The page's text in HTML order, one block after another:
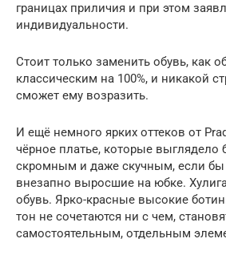
границах приличия и при этом
индивидуальности.
Стоит только заменить обувь, как
классическим на 100%, и никакой
сможет ему возразить.
И ещё немного ярких оттеков от
чёрное платье, которые выглядело
скромным и даже скучным, если
внезапно выросшие на юбке.
обувь. Ярко-красные высокие
тон не сочетаются ни с чем,
самостоятельным, отдельным